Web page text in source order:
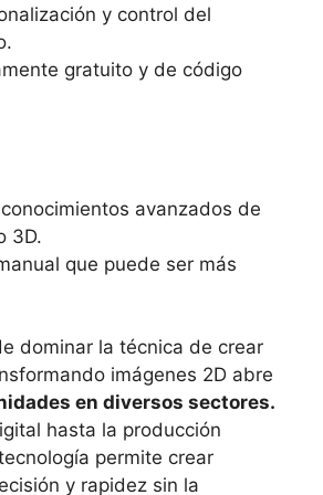
y control del
gratuito y de código
avanzados de
3D.
que puede ser más
dominar la técnica de crear
imágenes 2D abre
en diversos sectores.
hasta la producción
permite crear
y rapidez sin la